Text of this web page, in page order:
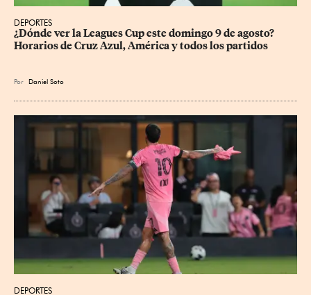
DEPORTES
¿Dónde ver la Leagues Cup este domingo 9 de agosto?
Horarios de Cruz Azul, América y todos los partidos
Por Daniel Soto
DEPORTES